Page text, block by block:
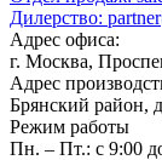
Дилерство:
Адрес офиса:
г. Москва,
Адрес
Брянский район,
Режим работы
Пн. – Пт.: с 9:00